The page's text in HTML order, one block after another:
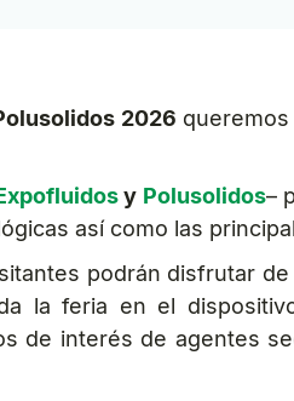
2026
y Polusolidos–
así como las
podrán disfrutar
la feria en el
de interés de agentes